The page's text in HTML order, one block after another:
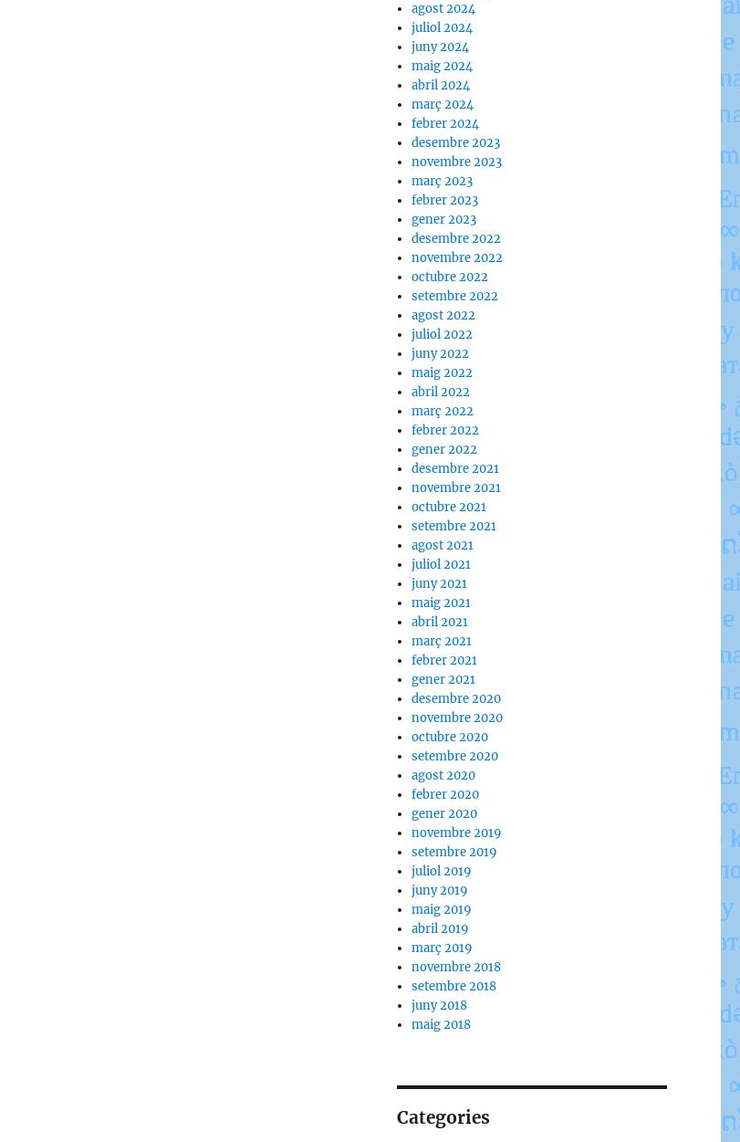
agost 2024
juliol 2024
juny 2024
maig 2024
abril 2024
març 2024
febrer 2024
desembre 2023
novembre 2023
març 2023
febrer 2023
gener 2023
desembre 2022
novembre 2022
octubre 2022
setembre 2022
agost 2022
juliol 2022
juny 2022
maig 2022
abril 2022
març 2022
febrer 2022
gener 2022
desembre 2021
novembre 2021
octubre 2021
setembre 2021
agost 2021
juliol 2021
juny 2021
maig 2021
abril 2021
març 2021
febrer 2021
gener 2021
desembre 2020
novembre 2020
octubre 2020
setembre 2020
agost 2020
febrer 2020
gener 2020
novembre 2019
setembre 2019
juliol 2019
juny 2019
maig 2019
abril 2019
març 2019
novembre 2018
setembre 2018
juny 2018
maig 2018
Categories